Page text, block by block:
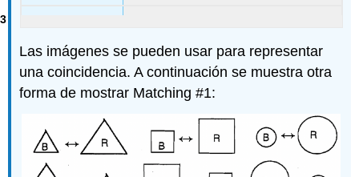
Las imágenes se pueden usar para representar
una coincidencia. A continuación se muestra otra
forma de mostrar Matching #1: